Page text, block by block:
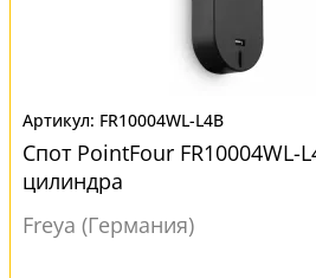
FR10004WL-L4B
Спот PointFour FR10004WL-
цилиндра
Freya (Германия)